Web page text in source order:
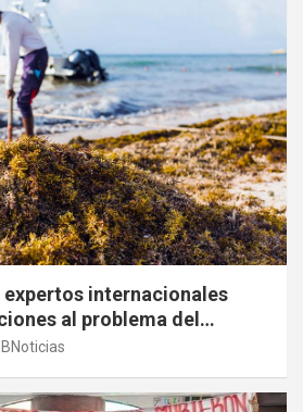
expertos internacionales
al problema del